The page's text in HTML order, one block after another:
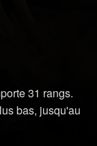
31 rangs.
bas, jusqu'au